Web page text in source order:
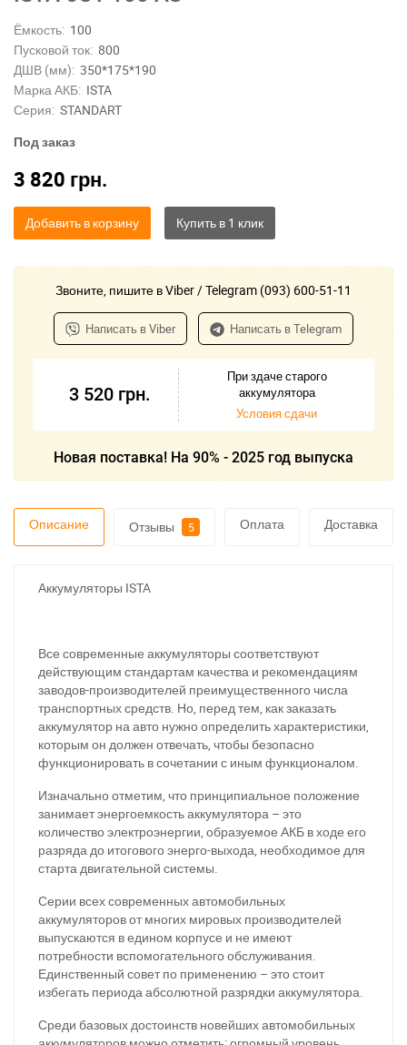
Ёмкость: 100
Пусковой ток: 800
ДШВ (мм): 350*175*190
Марка АКБ: ISTA
Серия: STANDART
Под заказ
3 820 грн.
Добавить в корзину
Звоните, пишите в Viber / Telegram (093) 600-51-11
Написать в Viber Написать в Telegram
3 520 грн.
При здаче старого
аккумулятора
Условия сдачи
Новая поставка! На 90% - 2025 год выпуска
Описание Отзывы 5 Оплата Доставка
Аккумуляторы ISTA
Все современные аккумуляторы соответствуют
действующим стандартам качества и рекомендациям
заводов-производителей преимущественного числа
транспортных средств. Но, перед тем, как заказать
аккумулятор на авто нужно определить характеристики,
которым он должен отвечать, чтобы безопасно
функционировать в сочетании с иным функционалом.
Изначально отметим, что принципиальное положение
занимает энергоемкость аккумулятора – это
количество электроэнергии, образуемое АКБ в ходе его
разряда до итогового энерго-выхода, необходимое для
старта двигательной системы.
Серии всех современных автомобильных
аккумуляторов от многих мировых производителей
выпускаются в едином корпусе и не имеют
потребности вспомогательного обслуживания.
Единственный совет по применению – это стоит
избегать периода абсолютной разрядки аккумулятора.
Среди базовых достоинств новейших автомобильных